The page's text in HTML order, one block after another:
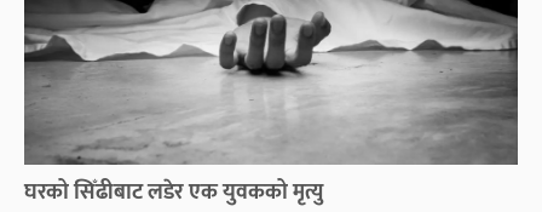
घरको सिँढीबाट लडेर एक युवकको मृत्यु